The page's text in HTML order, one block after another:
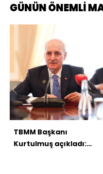
GÜNÜN ÖNEMLİ
TBMM Başkanı
Kurtulmuş açıkladı: